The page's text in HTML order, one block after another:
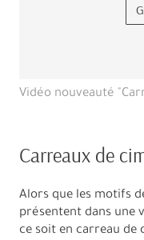
Vidéo nouveauté
Carreaux de
Alors que les motifs
présentent dans une
ce soit en carreau de